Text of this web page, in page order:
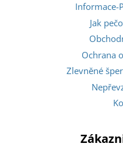
Informace-
Jak
Ochrana
Zlevněné